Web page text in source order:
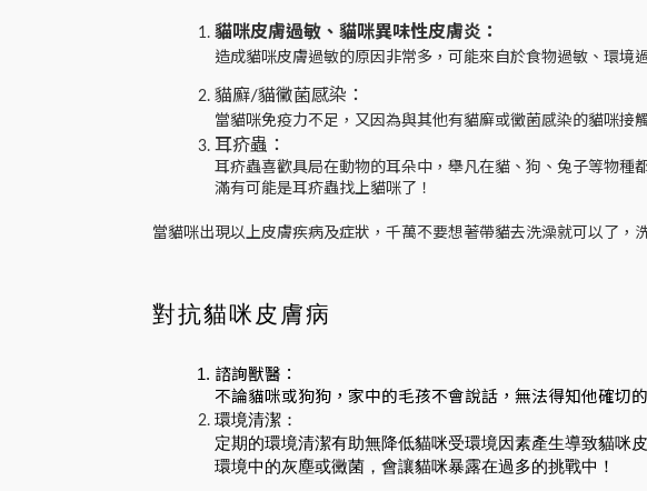
貓咪皮膚過敏、貓咪異味性皮膚炎：
造成貓咪皮膚過敏的原因非常多，可能來自於食物過敏、環境
貓廯/貓黴菌感染：
當貓咪免疫力不足，又因為與其他有貓廯或黴菌感染的貓咪接
耳疥蟲：
耳疥蟲喜歡具局在動物的耳朵中，舉凡在貓、狗、兔子等物種
滿有可能是耳疥蟲找上貓咪了！
當貓咪出現以上皮膚疾病及症狀，千萬不要想著帶貓去洗澡就可以了，
對抗貓咪皮膚病
諮詢獸醫：
不論貓咪或狗狗，家中的毛孩不會說話，無法得知他確切
環境清潔：
定期的環境清潔有助無降低貓咪受環境因素產生導致貓咪
環境中的灰塵或黴菌，會讓貓咪暴露在過多的挑戰中！